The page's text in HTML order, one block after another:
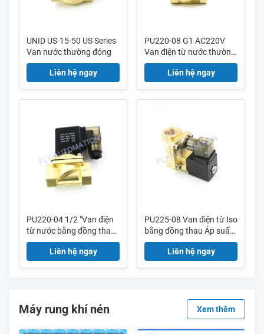
UNID US-15-50 US Series
Van nước thường đóng
Liên hệ ngay
PU220-08 G1 AC220V
Van điện từ nước thường
đóng 2 chiều Hoạt động
trực tiếpLiên hệ ngay
PU220-04 1/2 "Van điện
từ nước bằng đồng thau
với bộ hẹn giờ Loại truyền
động trực tiếp thường kín
Liên hệ ngay
PU225-08 Van điện từ Iso
bằng đồng thau Áp suất
cao 1/2 "3/4" 1 "Lắc
Liên hệ ngay
Máy rung khí nén Xem thêm